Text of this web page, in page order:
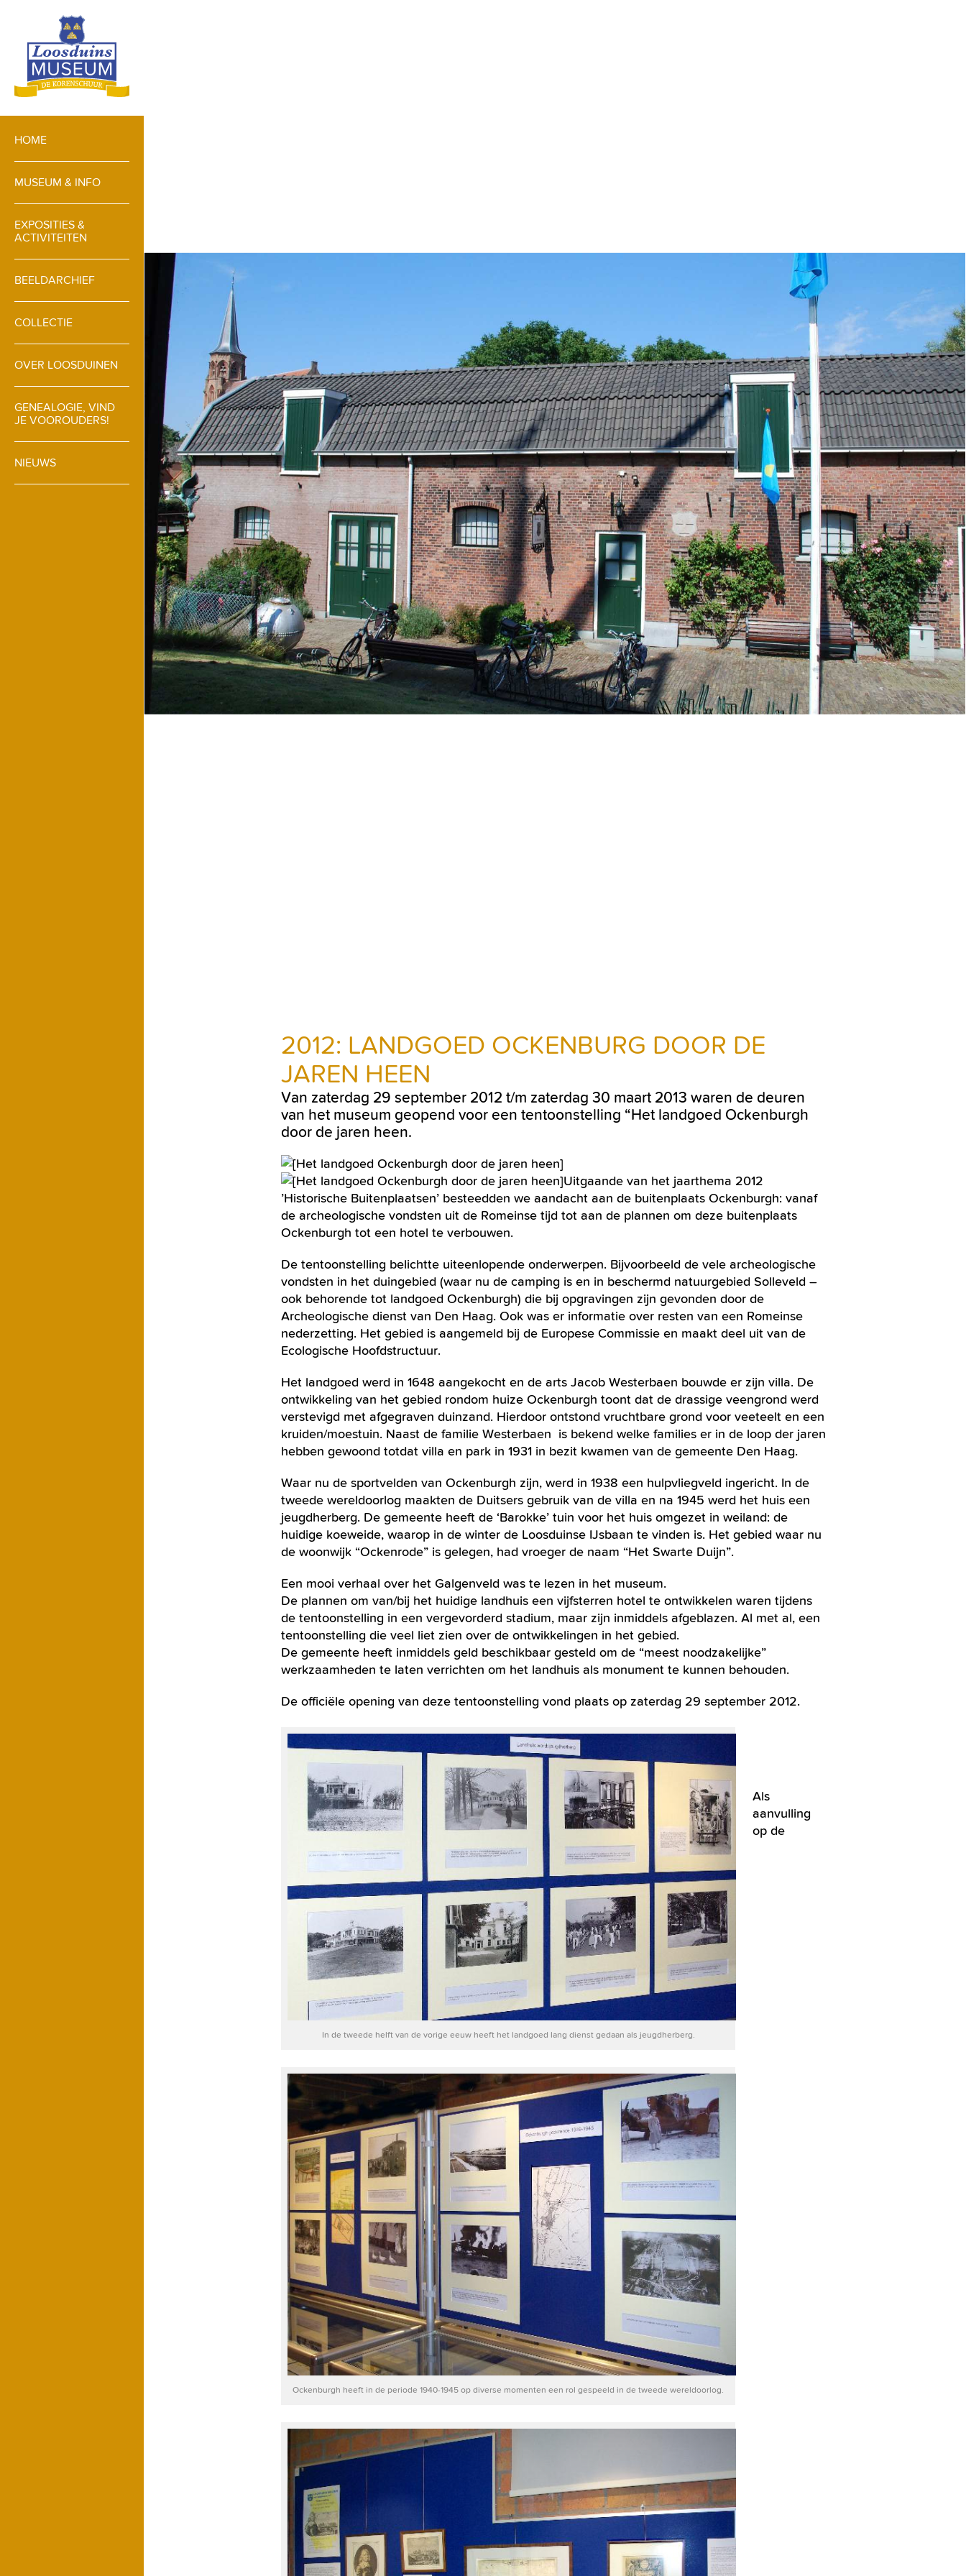
HOME
MUSEUM & INFO
EXPOSITIES &
ACTIVITEITEN
BEELDARCHIEF
COLLECTIE
OVER LOOSDUINEN
GENEALOGIE, VIND
JE VOOROUDERS!
NIEUWS
2012: LANDGOED OCKENBURG DOOR DE
JAREN HEEN
Van zaterdag 29 september 2012 t/m zaterdag 30 maart 2013 waren de deuren
van het museum geopend voor een tentoonstelling “Het landgoed Ockenburgh
door de jaren heen.
Uitgaande van het jaarthema 2012
’Historische Buitenplaatsen’ besteedden we aandacht aan de buitenplaats Ockenburgh: vanaf
de archeologische vondsten uit de Romeinse tijd tot aan de plannen om deze buitenplaats
Ockenburgh tot een hotel te verbouwen.
De tentoonstelling belichtte uiteenlopende onderwerpen. Bijvoorbeeld de vele archeologische
vondsten in het duingebied (waar nu de camping is en in beschermd natuurgebied Solleveld –
ook behorende tot landgoed Ockenburgh) die bij opgravingen zijn gevonden door de
Archeologische dienst van Den Haag. Ook was er informatie over resten van een Romeinse
nederzetting. Het gebied is aangemeld bij de Europese Commissie en maakt deel uit van de
Ecologische Hoofdstructuur.
Het landgoed werd in 1648 aangekocht en de arts Jacob Westerbaen bouwde er zijn villa. De
ontwikkeling van het gebied rondom huize Ockenburgh toont dat de drassige veengrond werd
verstevigd met afgegraven duinzand. Hierdoor ontstond vruchtbare grond voor veeteelt en een
kruiden/moestuin. Naast de familie Westerbaen is bekend welke families er in de loop der jaren
hebben gewoond totdat villa en park in 1931 in bezit kwamen van de gemeente Den Haag.
Waar nu de sportvelden van Ockenburgh zijn, werd in 1938 een hulpvliegveld ingericht. In de
tweede wereldoorlog maakten de Duitsers gebruik van de villa en na 1945 werd het huis een
jeugdherberg. De gemeente heeft de ‘Barokke’ tuin voor het huis omgezet in weiland: de
huidige koeweide, waarop in de winter de Loosduinse IJsbaan te vinden is. Het gebied waar nu
de woonwijk “Ockenrode” is gelegen, had vroeger de naam “Het Swarte Duijn”.
Een mooi verhaal over het Galgenveld was te lezen in het museum.
De plannen om van/bij het huidige landhuis een vijfsterren hotel te ontwikkelen waren tijdens
de tentoonstelling in een vergevorderd stadium, maar zijn inmiddels afgeblazen. Al met al, een
tentoonstelling die veel liet zien over de ontwikkelingen in het gebied.
De gemeente heeft inmiddels geld beschikbaar gesteld om de “meest noodzakelijke”
werkzaamheden te laten verrichten om het landhuis als monument te kunnen behouden.
De officiële opening van deze tentoonstelling vond plaats op zaterdag 29 september 2012.
In de tweede helft van de vorige eeuw heeft het landgoed lang dienst gedaan als jeugdherberg.
Ockenburgh heeft in de periode 1940-1945 op diverse momenten een rol gespeeld in de tweede wereldoorlog.
Als
aanvulling
op de